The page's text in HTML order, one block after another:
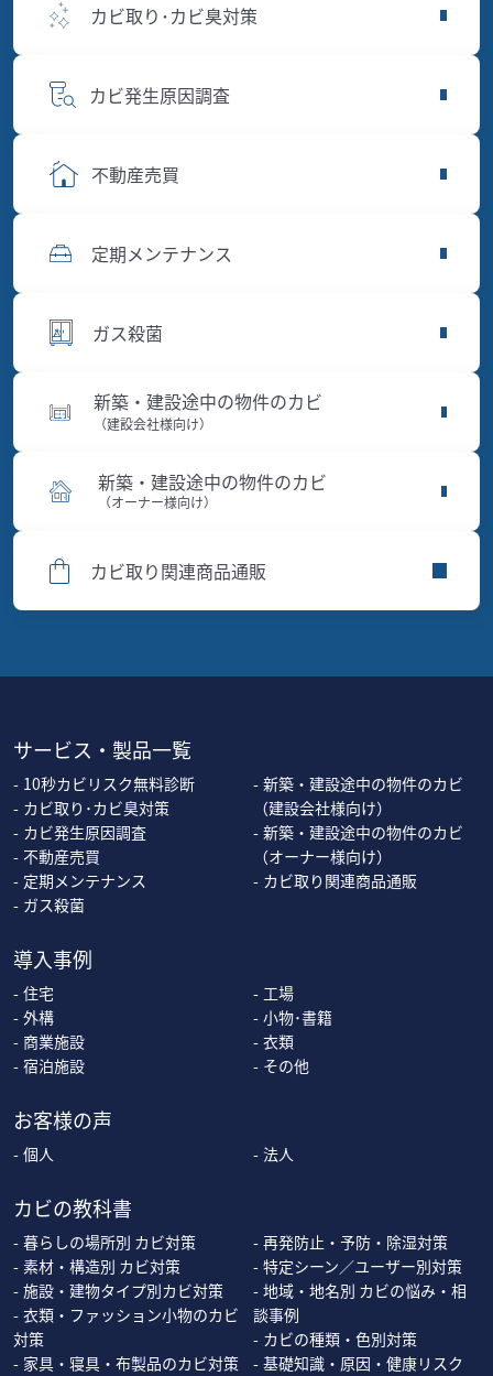
カビ取り･カビ臭対策
カビ発生原因調査
不動産売買
定期メンテナンス
ガス殺菌
新築・建設途中の物件のカビ
（建設会社様向け）
新築・建設途中の物件のカビ
（オーナー様向け）
カビ取り関連商品通販
サービス・製品一覧
10秒カビリスク無料診断
カビ取り･カビ臭対策
カビ発生原因調査
不動産売買
定期メンテナンス
ガス殺菌
新築・建設途中の物件のカビ
（建設会社様向け）
新築・建設途中の物件のカビ
（オーナー様向け）
カビ取り関連商品通販
お客様の声
個人 法人
導入事例
住宅
外構
商業施設
宿泊施設
工場
小物･書籍
衣類
その他
カビの教科書
暮らしの場所別 カビ対策
素材・構造別 カビ対策
施設・建物タイプ別カビ対策
衣類・ファッション小物のカビ
対策
家具・寝具・布製品のカビ対策
再発防止・予防・除湿対策
特定シーン／ユーザー別対策
地域・地名別 カビの悩み・相
談事例
カビの種類・色別対策
基礎知識・原因・健康リスク